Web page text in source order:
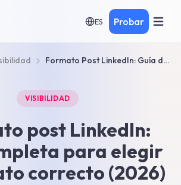
ES Probar
Formato Post LinkedIn: Guía de Tamaños 2026
VISIBILIDAD
post LinkedIn:
para elegir
correcto (2026)